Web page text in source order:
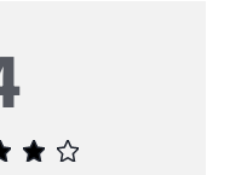
Priemerné